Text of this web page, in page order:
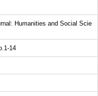
Humanities and Social Scie
14